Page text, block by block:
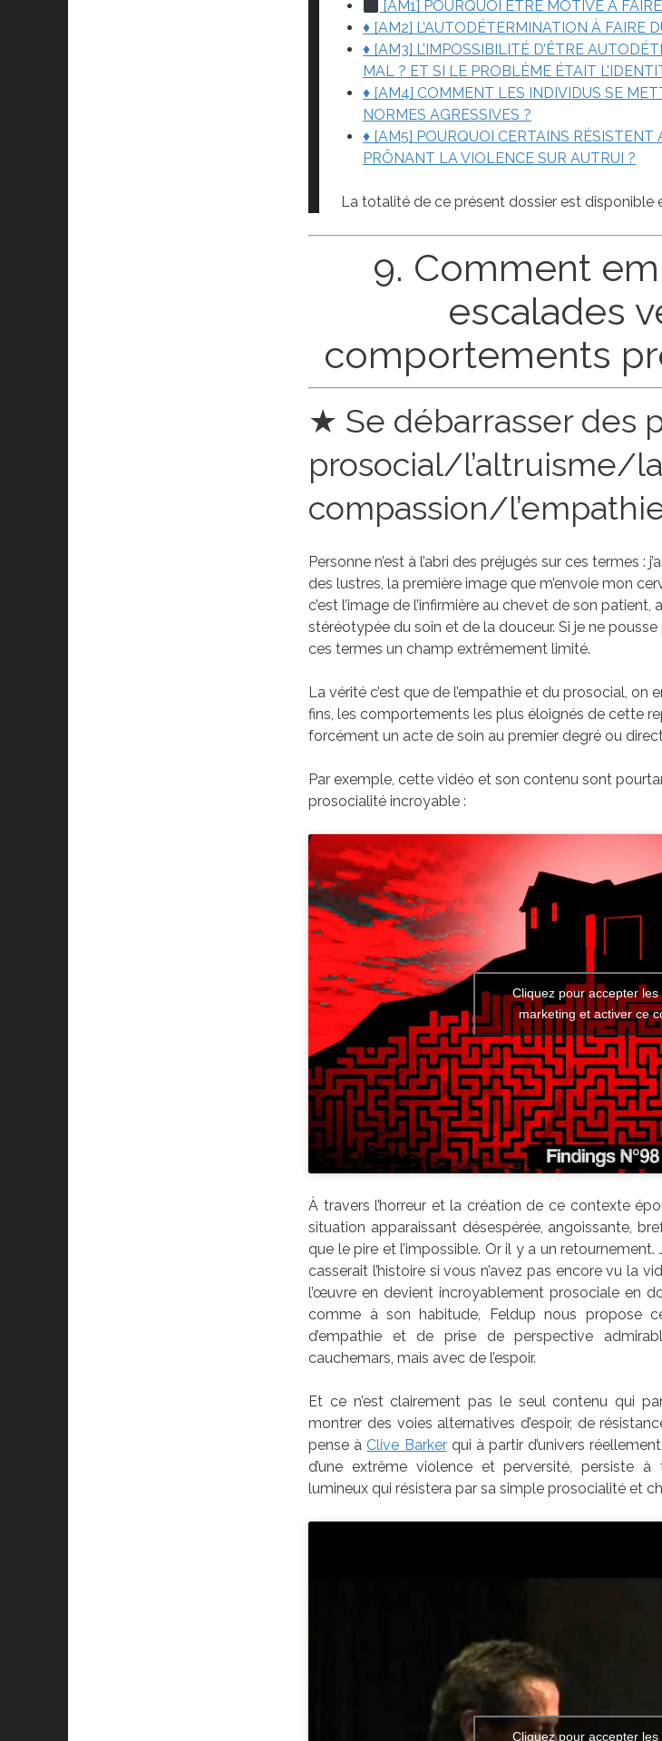
[AM1] POURQUOI ÊTRE MOTIVÉ À
♦ [AM2] L’AUTODÉTERMINATION À FAIRE
♦ [AM3] L’IMPOSSIBILITÉ D’ÊTRE
MAL ? ET SI LE PROBLÈME ÉTAIT
♦ [AM4] COMMENT LES INDIVIDUS SE
NORMES AGRESSIVES ?
♦ [AM5] POURQUOI CERTAINS RÉSISTENT
PRÔNANT LA VIOLENCE SUR AUTRUI ?
La totalité de ce présent dossier est disponible
9. Comment
escalades
comportements
★ Se débarrasser des
prosocial/l’altruisme/la
compassion/
Personne n’est à l’abri des préjugés sur ces termes :
des lustres, la première image que m’envoie mon
c’est l’image de l’infirmière au chevet de son
stéréotypée du soin et de la douceur. Si je ne pousse
ces termes un champ extrêmement limité.
La vérité c’est que de l’empathie et du prosocial,
fins, les comportements les plus éloignés de cette
forcément un acte de soin au premier degré ou
Par exemple, cette vidéo et son contenu sont
prosocialité incroyable :
Cliquez pour accepter les
marketing et activer ce
À travers l’horreur et la création de ce contexte
situation apparaissant désespérée, angoissante,
que le pire et l’impossible. Or il y a un
casserait l’histoire si vous n’avez pas encore vu la
l’œuvre en devient incroyablement prosociale en
comme à son habitude, Feldup nous propose
d’empathie et de prise de perspective
cauchemars, mais avec de l’espoir.
Et ce n’est clairement pas le seul contenu qui
montrer des voies alternatives d’espoir, de
pense à Clive Barkerqui à partir d’univers
d’une extrême violence et perversité, persiste
lumineux qui résistera par sa simple prosocialité et
Cliquez pour accepter les